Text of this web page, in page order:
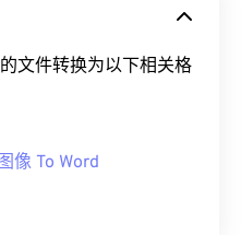
文件转换为以下相关格
图像 To Word